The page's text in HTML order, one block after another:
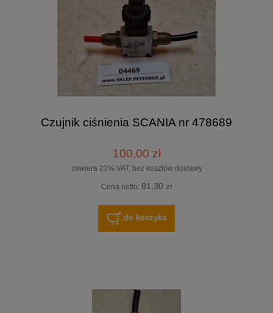
Czujnik ciśnienia SCANIA nr 478689
100,00 zł
zawiera 23% VAT, bez kosztów dostawy
Cena netto: 81,30 zł
do koszyka